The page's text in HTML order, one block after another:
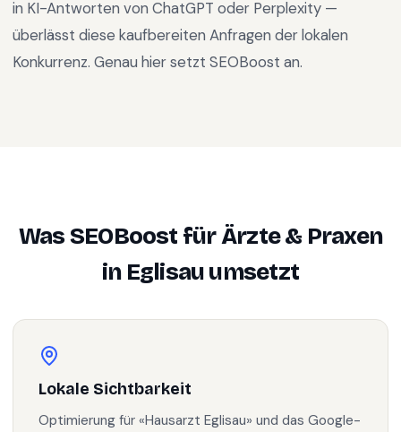
in KI-Antworten von ChatGPT oder Perplexity —
überlässt diese kaufbereiten Anfragen der lokalen
Konkurrenz. Genau hier setzt SEOBoost an.
Was SEOBoost fürÄrzte & Praxen
in Eglisauumsetzt
Lokale Sichtbarkeit
Optimierung für «Hausarzt Eglisau» und das Google-